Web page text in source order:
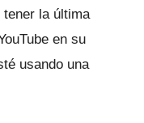
tener la última
en su
usando una